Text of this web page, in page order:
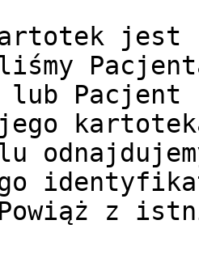
jest
lub Pacjent
z